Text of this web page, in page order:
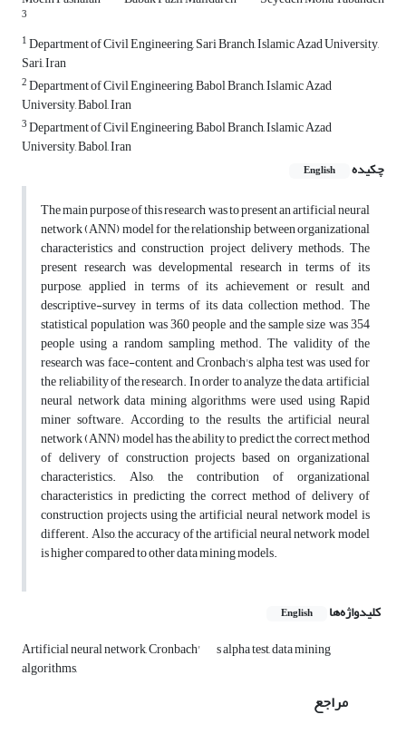
3
1Department of Civil Engineering, Sari Branch, Islamic Azad University,
Sari, Iran
2Department of Civil Engineering, Babol Branch, Islamic Azad
University, Babol, Iran
3Department of Civil Engineering, Babol Branch, Islamic Azad
University, Babol, Iran
چکیده
English
The main purpose of this research was to present an artificial neural
network (ANN) model for the relationship between organizational
characteristics and construction project delivery methods. The
present research was developmental research in terms of its
purpose, applied in terms of its achievement or result, and
descriptive-survey in terms of its data collection method. The
statistical population was 360 people and the sample size was 354
people using a random sampling method. The validity of the
research was face-content, and Cronbach's alpha test was used for
the reliability of the research. In order to analyze the data, artificial
neural network data mining algorithms were used using Rapid
miner software. According to the results, the artificial neural
network (ANN) model has the ability to predict the correct method
of delivery of construction projects based on organizational
characteristics. Also, the contribution of organizational
characteristics in predicting the correct method of delivery of
construction projects using the artificial neural network model is
different. Also, the accuracy of the artificial neural network model
is higher compared to other data mining models.
کلیدواژه‌ها English
Artificial neural network, Cronbach' s alpha test, data mining
algorithms,
مراجع